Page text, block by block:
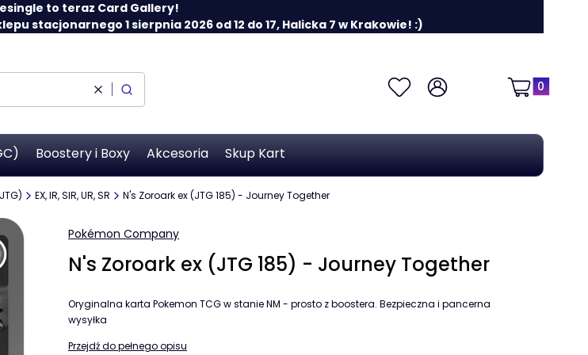
to teraz Card Gallery!
stacjonarnego 1 sierpnia 2026 od 12 do 17, Halicka 7 w Krakowie! :)
WyczyśćSzukaj UlubioneZaloguj się
Produkty w
Koszyk
Boostery i Boxy Akcesoria Skup Kart
EX, IR, SIR, UR, SR N's Zoroark ex (JTG 185) - Journey Together
Pokémon Company
N's Zoroark ex (JTG 185) - Journey Together
Oryginalna karta Pokemon TCG w stanie NM - prosto z boostera. Bezpieczna i pancerna
wysyłka
Przejdź do pełnego opisu